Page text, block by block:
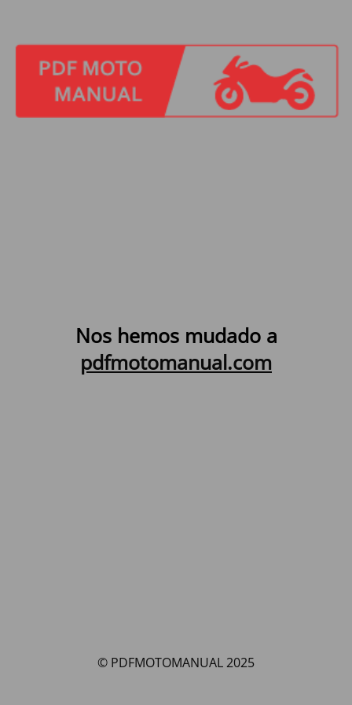
Nos hemos mudado a
pdfmotomanual.com
© PDFMOTOMANUAL 2025